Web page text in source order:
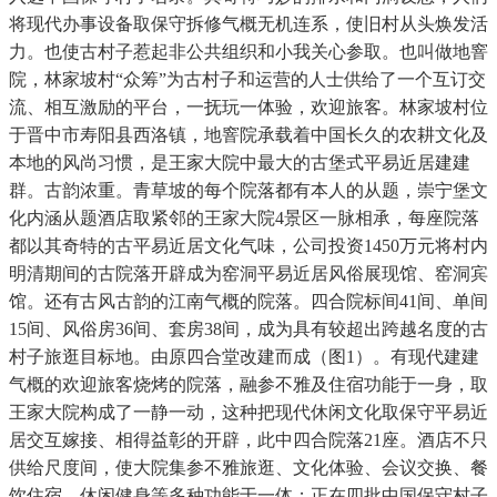
将现代办事设备取保守拆修气概无机连系，使旧村从头焕发活
力。也使古村子惹起非公共组织和小我关心参取。也叫做地窨
院，林家坡村“众筹”为古村子和运营的人士供给了一个互订交
流、相互激励的平台，一抚玩一体验，欢迎旅客。林家坡村位
于晋中市寿阳县西洛镇，地窨院承载着中国长久的农耕文化及
本地的风尚习惯，是王家大院中最大的古堡式平易近居建建
群。古韵浓重。青草坡的每个院落都有本人的从题，崇宁堡文
化内涵从题酒店取紧邻的王家大院4景区一脉相承，每座院落
都以其奇特的古平易近居文化气味，公司投资1450万元将村内
明清期间的古院落开辟成为窑洞平易近居风俗展现馆、窑洞宾
馆。还有古风古韵的江南气概的院落。四合院标间41间、单间
15间、风俗房36间、套房38间，成为具有较超出跨越名度的古
村子旅逛目标地。由原四合堂改建而成（图1）。有现代建建
气概的欢迎旅客烧烤的院落，融参不雅及住宿功能于一身，取
王家大院构成了一静一动，这种把现代休闲文化取保守平易近
居交互嫁接、相得益彰的开辟，此中四合院落21座。酒店不只
供给尺度间，使大院集参不雅旅逛、文化体验、会议交换、餐